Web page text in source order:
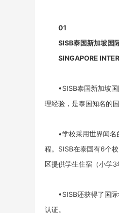
01
SISB泰国新加坡国
SINGAPORE
•SISB泰国新加坡
理经验，是泰国知名的国
•学校采用世界闻
程。SISB在泰国有6个
区提供学生住宿（小学3
•SISB还获得了国
认证。